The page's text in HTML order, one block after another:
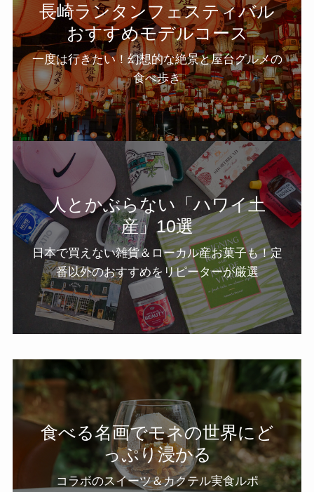
長崎ランタンフェスティバル
おすすめモデルコース
一度は行きたい！幻想的な絶景と屋台グルメの
食べ歩き
人とかぶらない「ハワイ土
産」10選
日本で買えない雑貨＆ローカル産お菓子も！定
番以外のおすすめをリピーターが厳選
食べる名画でモネの世界にど
っぷり浸かる
コラボのスイーツ＆カクテル実食ルポ